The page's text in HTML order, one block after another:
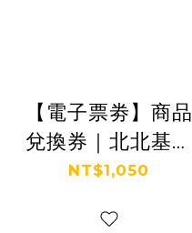
【電子票劵】商品
兌換券｜北北基桃
景點暢遊四日券
NT$1,050